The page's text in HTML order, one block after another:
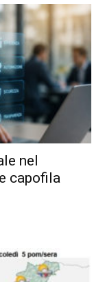
nel
capofila